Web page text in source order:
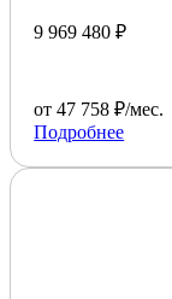
9 969 480 ₽
от 47 758 ₽/мес.
Подробнее